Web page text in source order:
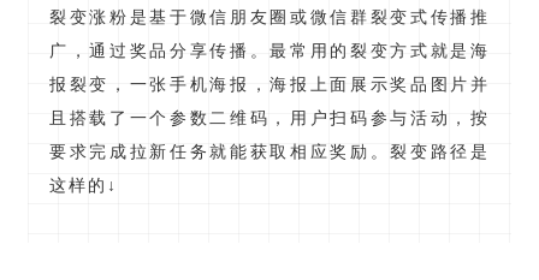
裂变涨粉是基于微信朋友圈或微信群裂变式传播推
广，通过奖品分享传播。最常用的裂变方式就是海
报裂变，一张手机海报，海报上面展示奖品图片并
且搭载了一个参数二维码，用户扫码参与活动，按
要求完成拉新任务就能获取相应奖励。裂变路径是
这样的↓